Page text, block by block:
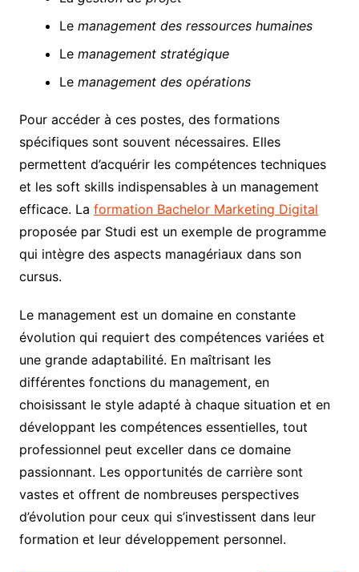
Le management des ressources humaines
Le management stratégique
Le management des opérations
Pour accéder à ces postes, des formations
spécifiques sont souvent nécessaires. Elles
permettent d’acquérir les compétences techniques
et les soft skills indispensables à un management
efficace. La formation Bachelor Marketing Digital
proposée par Studi est un exemple de programme
qui intègre des aspects managériaux dans son
cursus.
Le management est un domaine en constante
évolution qui requiert des compétences variées et
une grande adaptabilité. En maîtrisant les
différentes fonctions du management, en
choisissant le style adapté à chaque situation et en
développant les compétences essentielles, tout
professionnel peut exceller dans ce domaine
passionnant. Les opportunités de carrière sont
vastes et offrent de nombreuses perspectives
d’évolution pour ceux qui s’investissent dans leur
formation et leur développement personnel.